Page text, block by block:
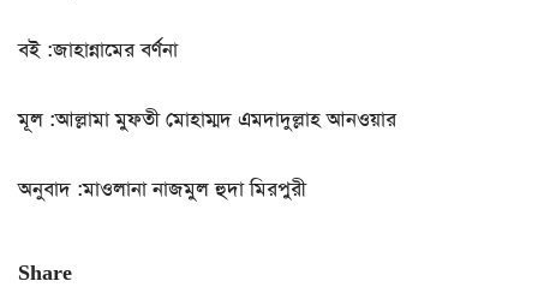
বই :জাহান্নামের বর্ণনা
মূল :আল্লামা মুফতী মোহাম্মদ এমদাদুল্লাহ আনওয়ার
অনুবাদ :মাওলানা নাজমুল হুদা মিরপুরী
Share